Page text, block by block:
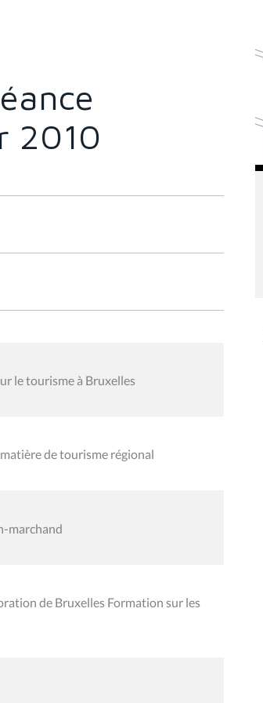
2010
le tourisme à Bruxelles
de tourisme régional
marchand
de Bruxelles Formation sur les